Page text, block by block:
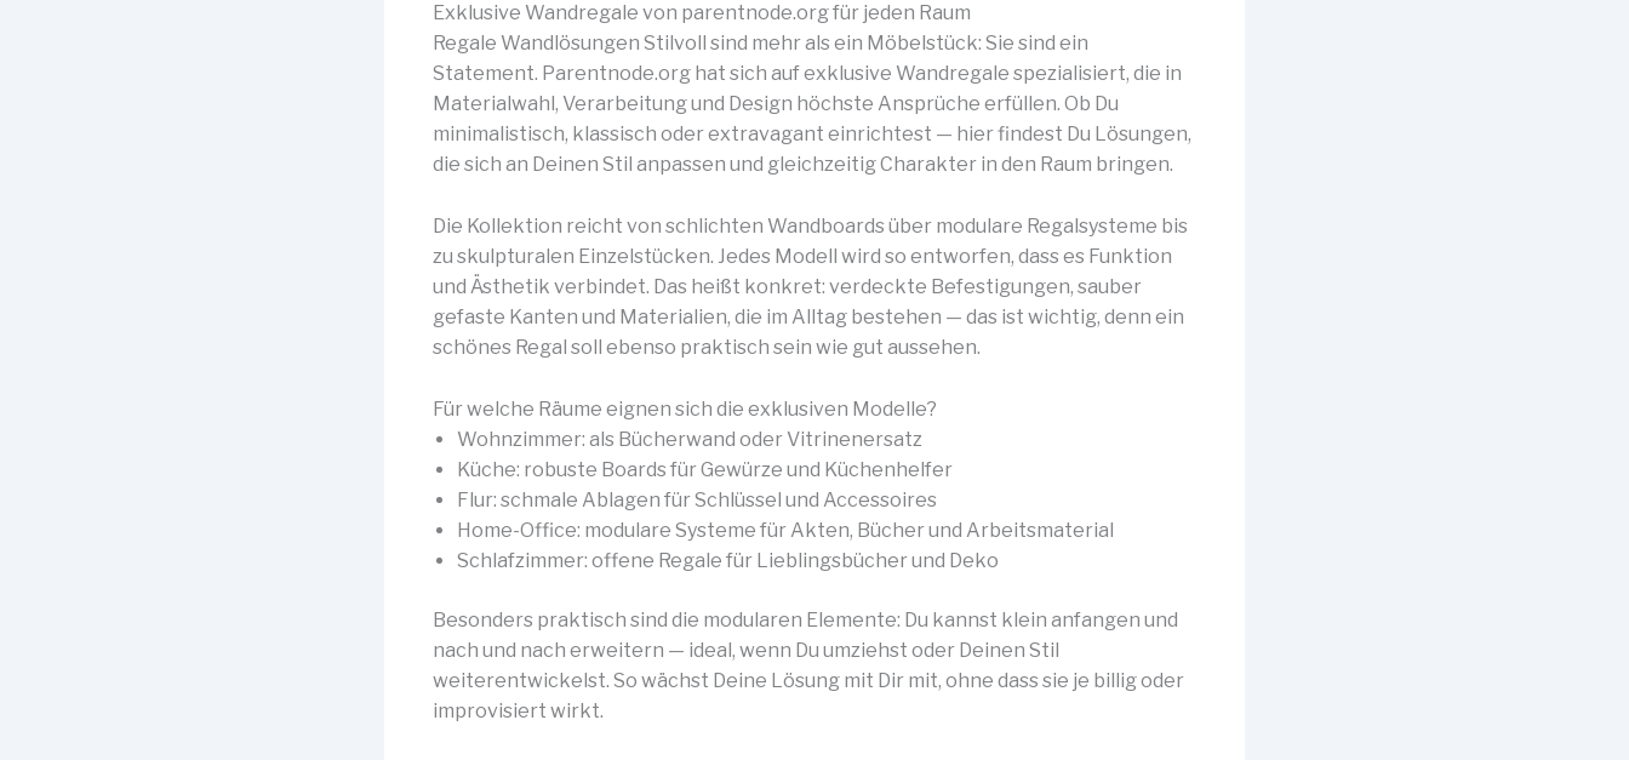
Exklusive Wandregale von parentnode.org für jeden Raum
Regale Wandlösungen Stilvoll sind mehr als ein Möbelstück: Sie sind ein
Statement. Parentnode.org hat sich auf exklusive Wandregale spezialisiert, die in
Materialwahl, Verarbeitung und Design höchste Ansprüche erfüllen. Ob Du
minimalistisch, klassisch oder extravagant einrichtest — hier findest Du Lösungen,
die sich an Deinen Stil anpassen und gleichzeitig Charakter in den Raum bringen.
Die Kollektion reicht von schlichten Wandboards über modulare Regalsysteme bis
zu skulpturalen Einzelstücken. Jedes Modell wird so entworfen, dass es Funktion
und Ästhetik verbindet. Das heißt konkret: verdeckte Befestigungen, sauber
gefaste Kanten und Materialien, die im Alltag bestehen — das ist wichtig, denn ein
schönes Regal soll ebenso praktisch sein wie gut aussehen.
Für welche Räume eignen sich die exklusiven Modelle?
Wohnzimmer: als Bücherwand oder Vitrinenersatz
Küche: robuste Boards für Gewürze und Küchenhelfer
Flur: schmale Ablagen für Schlüssel und Accessoires
Home-Office: modulare Systeme für Akten, Bücher und Arbeitsmaterial
Schlafzimmer: offene Regale für Lieblingsbücher und Deko
Besonders praktisch sind die modularen Elemente: Du kannst klein anfangen und
nach und nach erweitern — ideal, wenn Du umziehst oder Deinen Stil
weiterentwickelst. So wächst Deine Lösung mit Dir mit, ohne dass sie je billig oder
improvisiert wirkt.